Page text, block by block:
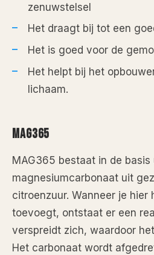
zenuwstelsel
Het draagt bij tot een
Het is goed voor de
Het helpt bij het
lichaam.
MAG365
MAG365 bestaat in de
magnesiumcarbonaat uit
citroenzuur. Wanneer je hier
toevoegt, ontstaat er een
verspreidt zich, waardoor
Het carbonaat wordt